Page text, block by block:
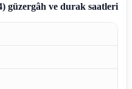
güzergâh ve durak saatleri